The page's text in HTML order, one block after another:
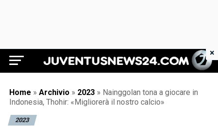
Juventus News 24
Home » Archivio » 2023 » Nainggolan tona a giocare in
Indonesia, Thohir: «Migliorerà il nostro calcio»
2023
×